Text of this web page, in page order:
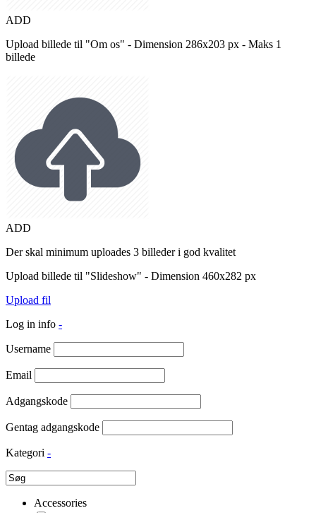
ADD
Upload billede til "Om os" - Dimension 286x203 px - Maks 1
billede
ADD
Der skal minimum uploades 3 billeder i god kvalitet
Upload billede til "Slideshow" - Dimension 460x282 px
Upload fil
Log in info -
Username
Email
Adgangskode
Gentag adgangskode
Kategori -
Accessories